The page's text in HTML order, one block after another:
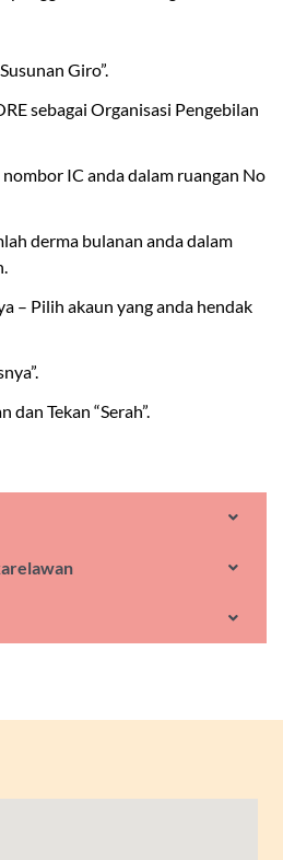
Giro”.
sebagai Organisasi Pengebilan
nombor IC anda dalam ruangan No
derma bulanan anda dalam
– Pilih akaun yang anda hendak
dan Tekan “Serah”.